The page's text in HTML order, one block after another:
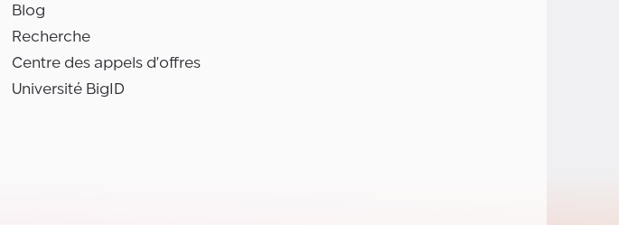
Blog
Recherche
Centre des appels d'offres
Université BigID